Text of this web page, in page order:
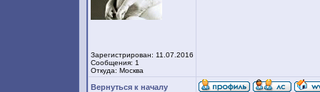
Зарегистрирован: 11.07.2016
Сообщения: 1
Откуда: Москва
Вернуться к началу